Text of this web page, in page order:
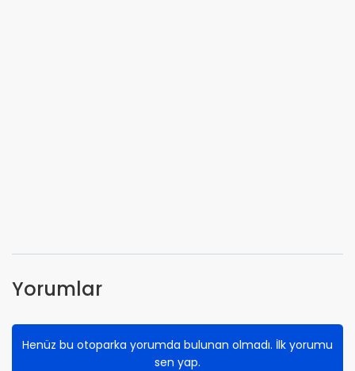
Yorumlar
Henüz bu otoparka yorumda bulunan olmadı. İlk yorumu
sen yap.